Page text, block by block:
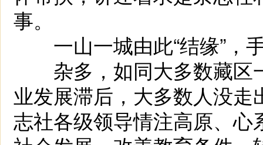
事。
一山一城由此“结缘”，
杂多，如同大多数藏区
业发展滞后，大多数人没
志社各级领导情注高原、